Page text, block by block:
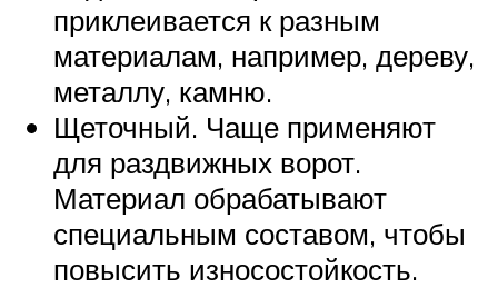
приклеивается к разным
материалам, например, дереву,
металлу, камню.
Щеточный. Чаще применяют
для раздвижных ворот.
Материал обрабатывают
специальным составом, чтобы
повысить износостойкость.